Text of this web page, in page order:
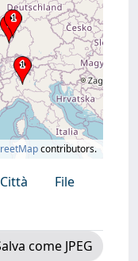
contributors.
Città
File
come JPEG